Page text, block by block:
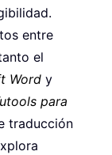
entre
el
Word y
para
traducción